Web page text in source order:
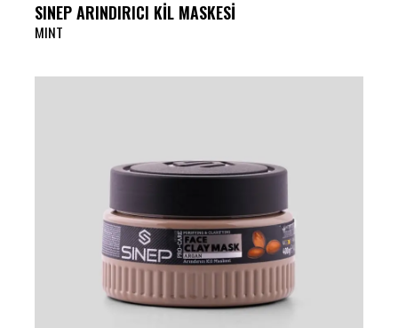
SINEP ARINDIRICI KİL MASKESİ
MINT